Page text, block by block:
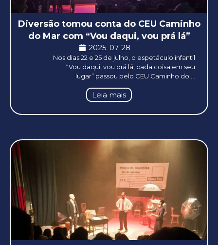
Diversão tomou conta do CEU Caminho
do Mar com “Vou daqui, vou prá lá”
2025-07-28
Nos dias 22 e 25 de julho, o espetáculo infantil
“Vou daqui, vou prá lá, cada coisa em seu
lugar” passou pelo CEU Caminho do ...
Leia mais